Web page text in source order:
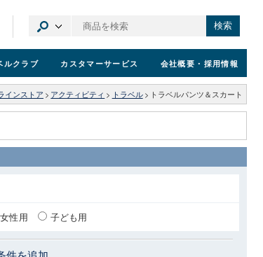
検索
ルクラブ カスタマーサービス 会社概要 ・採用情報
インストア > アクティビティ > トラベル > トラベルパンツ＆スカート
女性用 子ども用